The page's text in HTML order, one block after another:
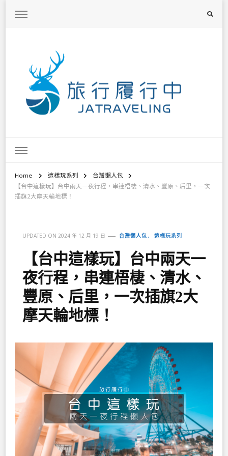
Home 這樣玩系列
台灣懶人包
【台中這樣玩】台中兩天一夜行程，串連梧棲、清水、豐原、后里，一次
插旗2大摩天輪地標！
UPDATED ON 2024 年 12 月 19 日 台灣懶人包 這樣玩系列
【台中這樣玩】台中兩天一
夜行程，串連梧棲、清水、
豐原、后里，一次插旗2大
摩天輪地標！